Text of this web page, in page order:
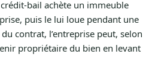
bail achète un immeuble
puis le lui loue pendant une
contrat, l’entreprise peut, selon
propriétaire du bien en levant